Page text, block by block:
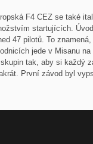
F4 CEZ se také
startujících.
47 pilotů. To
jede v Misanu
tak, aby si každý
První závod byl